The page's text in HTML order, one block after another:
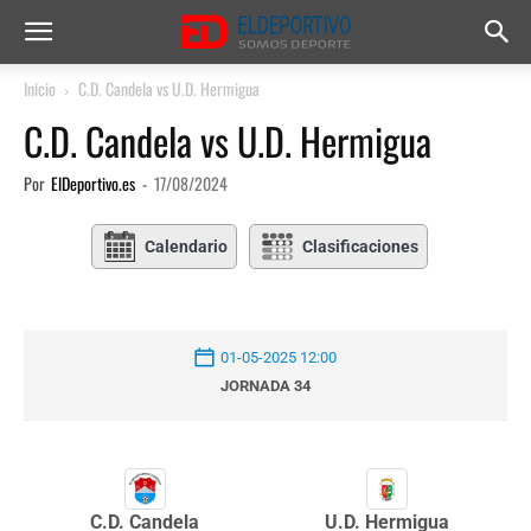
Inicio C.D. Candela vs U.D. Hermigua
C.D. Candela vs U.D. Hermigua
Por ElDeportivo.es - 17/08/2024
Calendario Clasificaciones
01-05-2025 12:00
JORNADA 34
C.D. Candela U.D. Hermigua